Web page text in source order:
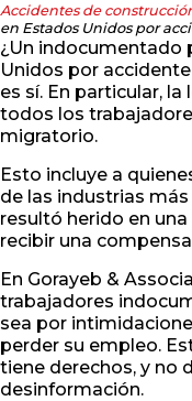
Accidentes de
en Estados Unidos por
¿Un indocumentado
Unidos por
es sí. En particular,
todos los
migratorio.
Esto incluye a
de las industrias
resultó herido en
recibir una
En Gorayeb &
trabajadores
sea por
perder su empleo.
tiene derechos, y no
desinformación.